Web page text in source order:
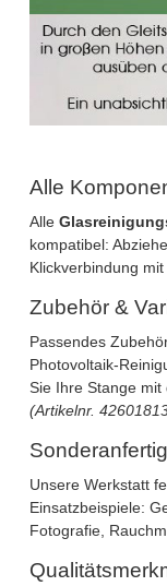
Alle
Alle
kompatibel:
Klickverbindung
Zubehör &
Passendes
Photovoltaik-
Sie Ihre Stange
(Artikelnr.
Unsere Werkstatt
Einsatzbeispiele:
Fotografie,